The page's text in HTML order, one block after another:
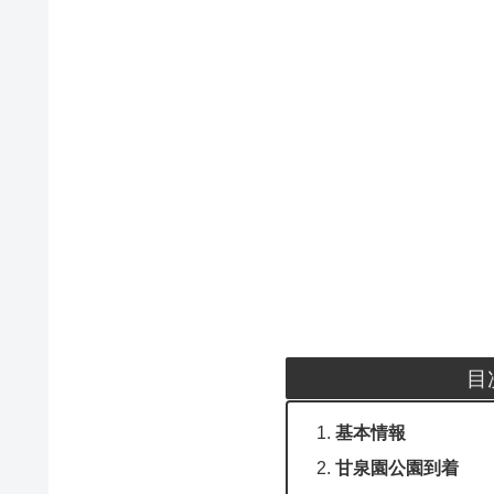
目
基本情報
甘泉園公園到着